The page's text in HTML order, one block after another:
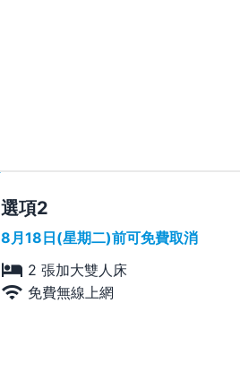
選項
8月18日(星期二)前可免費取消
2 張加大雙人床
免費無線上網